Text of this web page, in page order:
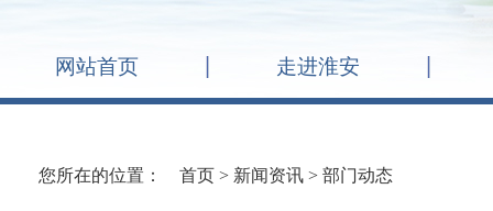
网站首页 走进淮安
您所在的位置： 首页 > 新闻资讯 > 部门动态